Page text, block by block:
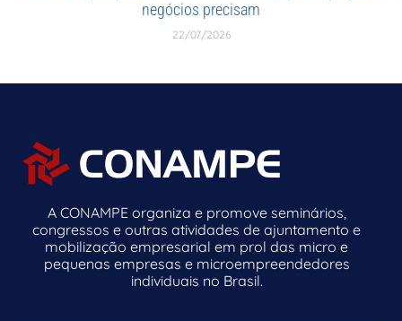
negócios precisam
22/07/2026
A CONAMPE organiza e promove seminários,
congressos e outras atividades de ajuntamento e
mobilização empresarial em prol das micro e
pequenas empresas e microempreendedores
individuais no Brasil.